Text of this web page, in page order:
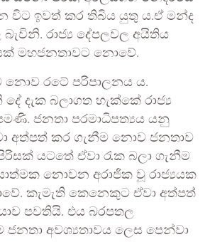
විට ඉවත් කර තිබිය යුතු ය.ඒ මන්ද
බැවිනි. රාජ්‍ය දේපලවල අයිතිය
මහජනතාවට නොවේ.
රටේ පරිපාලනය ය.
දැක බලාගත හැක්කේ රාජ්‍ය
ජනතා පරමාධිපත්‍යය යනු
අත්පත් කර ගැනීම නොව ජනතාව
යටතේ ඒවා රැක බලා ගැනීම
නොවන අරාජික වූ රාජ්‍යයක
කැමැති කෙනෙකුට ඒවා අත්පත්
පවතියි. එය බරපතල
අවශ්‍යතාවය ලෙස පෙන්වා